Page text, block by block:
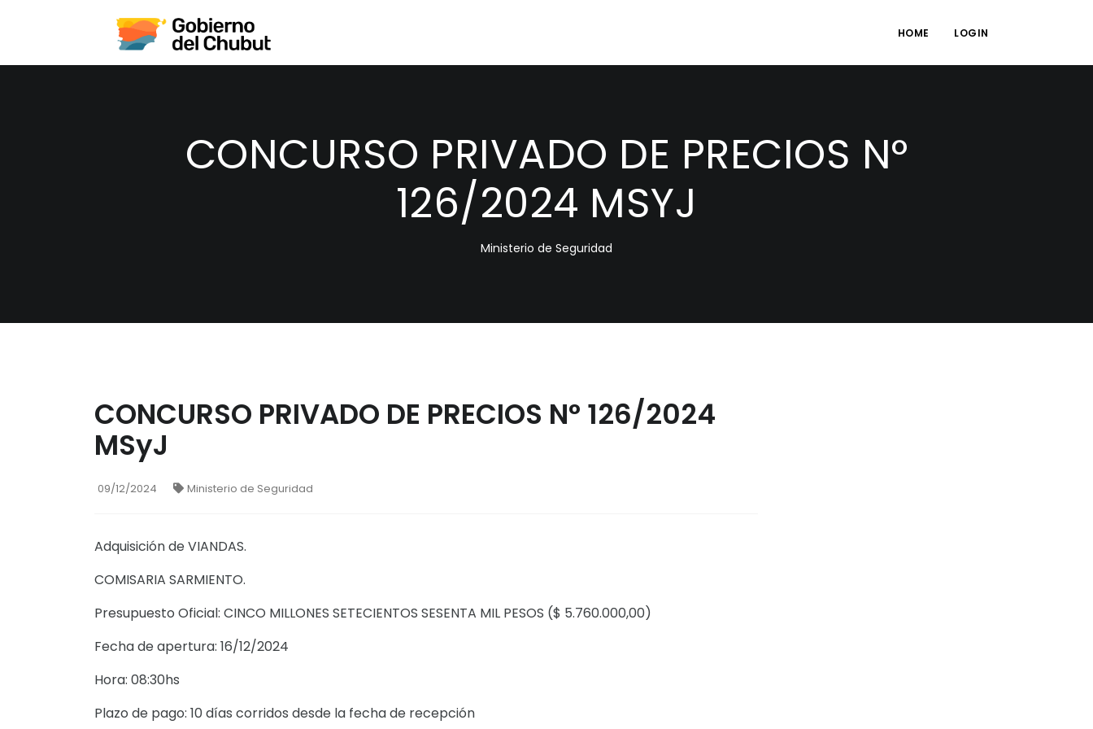
HOME LOGIN
CONCURSO PRIVADO DE PRECIOS N°
126/2024 MSYJ
Ministerio de Seguridad
CONCURSO PRIVADO DE PRECIOS N° 126/2024
MSyJ
09/12/2024 Ministerio de Seguridad
Adquisición de VIANDAS.
COMISARIA SARMIENTO.
Presupuesto Oficial: CINCO MILLONES SETECIENTOS SESENTA MIL PESOS ($ 5.760.000,00)
Fecha de apertura: 16/12/2024
Hora: 08:30hs
Plazo de pago: 10 días corridos desde la fecha de recepción